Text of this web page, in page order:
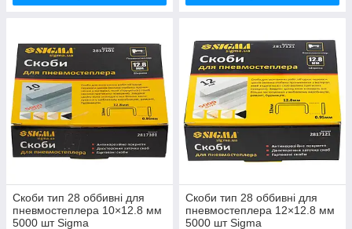
Скоби тип 28 оббивні для
пневмостеплера 10×12.8 мм
5000 шт Sigma
Скоби тип 28 оббивні для
пневмостеплера 12×12.8 мм
5000 шт Sigma